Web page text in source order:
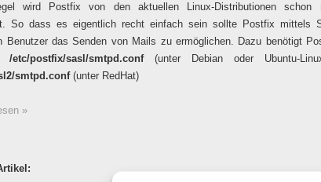
wird Postfix von den aktuellen Linux-Distributionen schon
So dass es eigentlich recht einfach sein sollte Postfix mittels
Benutzer das Senden von Mails zu ermöglichen. Dazu benötigt
/etc/postfix/sasl/smtpd.conf(unter Debian oder Ubuntu-
smtpd.conf(unter RedHat)
»